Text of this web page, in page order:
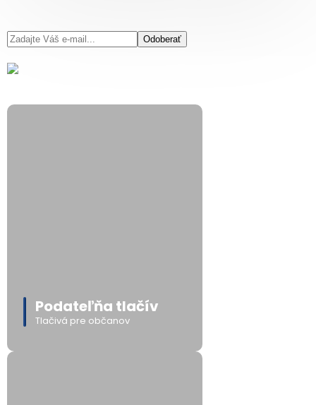
Odoberať
Podateľňa tlačív
Tlačivá pre občanov